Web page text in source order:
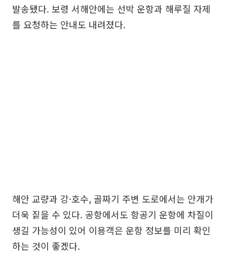
발송됐다. 보령 서해안에는 선박 운항과 해루질 자제
를 요청하는 안내도 내려졌다.
해안 교량과 강·호수, 골짜기 주변 도로에서는 안개가
더욱 짙을 수 있다. 공항에서도 항공기 운항에 차질이
생길 가능성이 있어 이용객은 운항 정보를 미리 확인
하는 것이 좋겠다.